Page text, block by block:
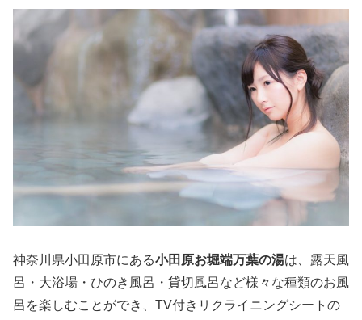
神奈川県小田原市にある小田原お堀端万葉の湯は、露天風
呂・大浴場・ひのき風呂・貸切風呂など様々な種類のお風
呂を楽しむことができ、TV付きリクライニングシートの